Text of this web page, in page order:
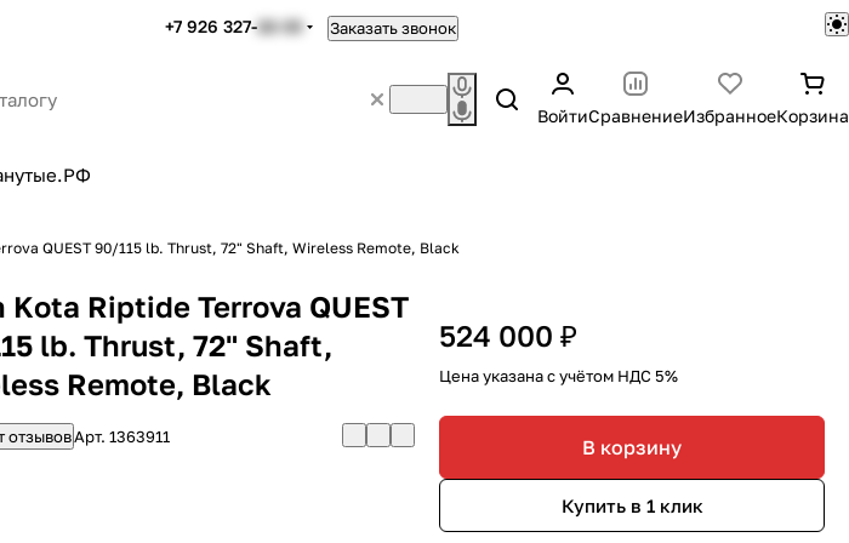
+7 926 327-22-33 Заказать звонок
ВойтиСравнениеИзбранноеКорзина
QUEST 90/115 lb. Thrust, 72" Shaft, Wireless Remote, Black
Kota Riptide Terrova QUEST
lb. Thrust, 72" Shaft,
Remote, Black
отзывовАрт.1363911
524 000 ₽
Цена указана с учётом НДС 5%
В корзину
Купить в 1 клик